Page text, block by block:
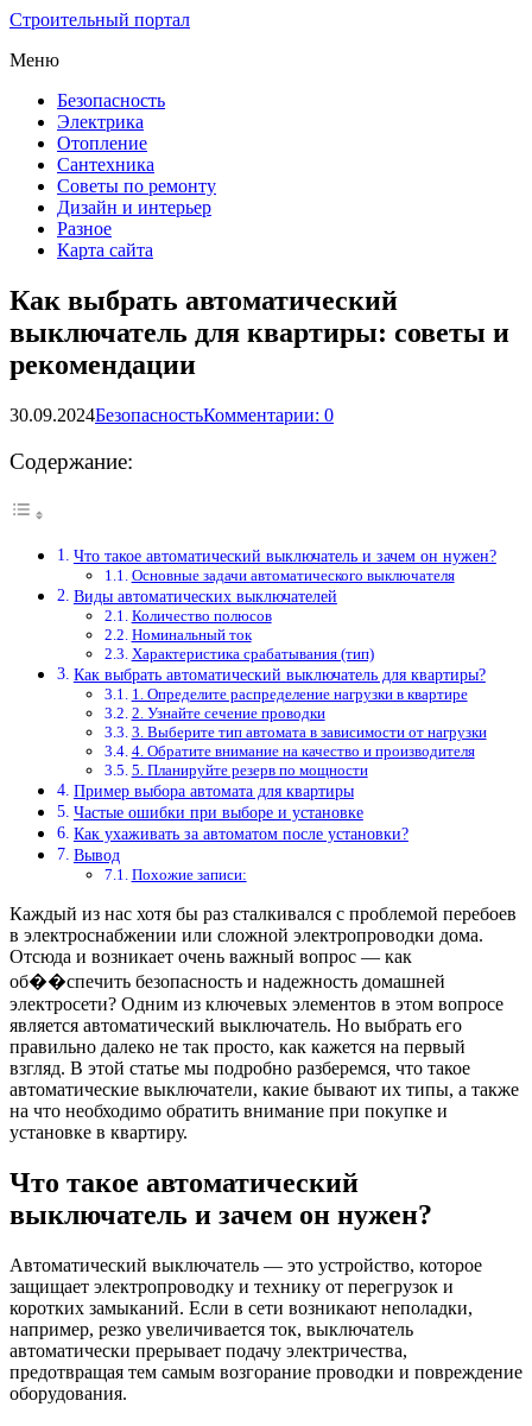
Строительный портал
Меню
Безопасность
Электрика
Отопление
Сантехника
Советы по ремонту
Дизайн и интерьер
Разное
Карта сайта
Как выбрать автоматический
выключатель для квартиры: советы и
рекомендации
30.09.2024БезопасностьКомментарии: 0
Содержание:
Что такое автоматический выключатель и зачем он нужен?
Основные задачи автоматического выключателя
Виды автоматических выключателей
Количество полюсов
Номинальный ток
Характеристика срабатывания (тип)
Как выбрать автоматический выключатель для квартиры?
1. Определите распределение нагрузки в квартире
2. Узнайте сечение проводки
3. Выберите тип автомата в зависимости от нагрузки
4. Обратите внимание на качество и производителя
5. Планируйте резерв по мощности
Пример выбора автомата для квартиры
Частые ошибки при выборе и установке
Как ухаживать за автоматом после установки?
Вывод
Похожие записи:
Каждый из нас хотя бы раз сталкивался с проблемой перебоев
в электроснабжении или сложной электропроводки дома.
Отсюда и возникает очень важный вопрос — как
об��спечить безопасность и надежность домашней
электросети? Одним из ключевых элементов в этом вопросе
является автоматический выключатель. Но выбрать его
правильно далеко не так просто, как кажется на первый
взгляд. В этой статье мы подробно разберемся, что такое
автоматические выключатели, какие бывают их типы, а также
на что необходимо обратить внимание при покупке и
установке в квартиру.
Что такое автоматический
выключатель и зачем он нужен?
Автоматический выключатель — это устройство, которое
защищает электропроводку и технику от перегрузок и
коротких замыканий. Если в сети возникают неполадки,
например, резко увеличивается ток, выключатель
автоматически прерывает подачу электричества,
предотвращая тем самым возгорание проводки и повреждение
оборудования.